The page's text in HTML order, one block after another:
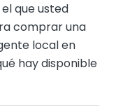
que usted
comprar una
local en
hay disponible